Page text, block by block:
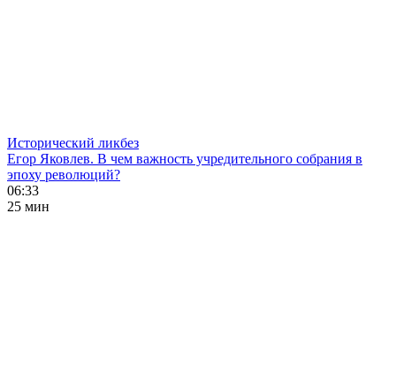
Исторический ликбез
Егор Яковлев. В чем важность учредительного собрания в
эпоху революций?
06:33
25 мин